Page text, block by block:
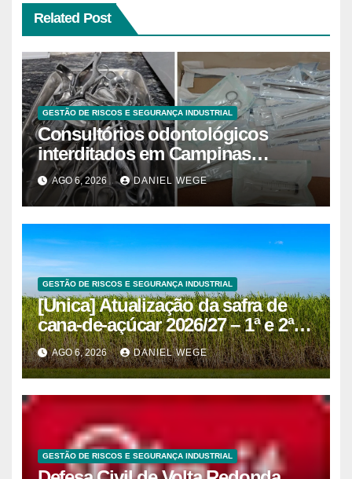
Related Post
GESTÃO DE RISCOS E SEGURANÇA INDUSTRIAL
Consultórios odontológicos
interditados em Campinas
superam 2025
AGO 6, 2026 DANIEL WEGE
GESTÃO DE RISCOS E SEGURANÇA INDUSTRIAL
[Unica] Atualização da safra de
cana-de-açúcar 2026/27 – 1ª e 2ª
quinzenas de junho
AGO 6, 2026 DANIEL WEGE
GESTÃO DE RISCOS E SEGURANÇA INDUSTRIAL